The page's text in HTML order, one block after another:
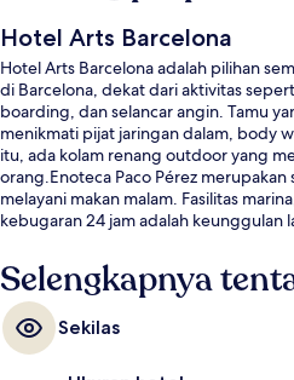
Hotel Arts Barcelona
Hotel Arts Barcelona adalah pilihan
di Barcelona, dekat dari aktivitas
boarding, dan selancar angin. Tamu
menikmati pijat jaringan dalam, body
itu, ada kolam renang outdoor yang
orang.Enoteca Paco Pérez merupakan
melayani makan malam. Fasilitas
kebugaran 24 jam adalah keunggulan
umum: Stasiun Ciutadella-Vila
Pemberhentian Trem Wellington-UPF
Selengkapnya
Sekilas